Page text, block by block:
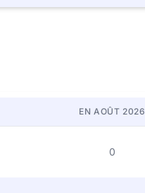
EN AOÛT 2026
0